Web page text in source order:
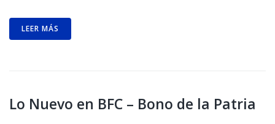
LEER MÁS
Lo Nuevo en BFC – Bono de la Patria